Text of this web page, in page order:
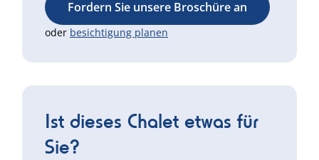
Fordern Sie unsere Broschüre an
oder besichtigung planen
Ist dieses Chalet etwas für
Sie?